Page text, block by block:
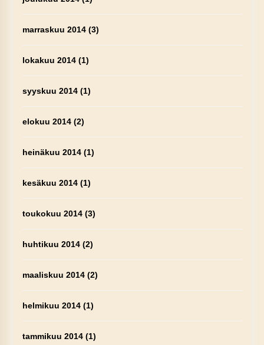
marraskuu 2014(3)
lokakuu 2014(1)
syyskuu 2014(1)
elokuu 2014(2)
heinäkuu 2014(1)
kesäkuu 2014(1)
toukokuu 2014(3)
huhtikuu 2014(2)
maaliskuu 2014(2)
helmikuu 2014(1)
tammikuu 2014(1)